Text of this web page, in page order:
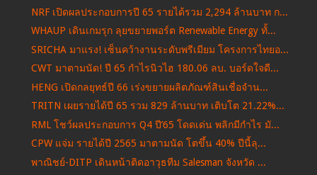
NRF เปิดผลประกอบการปี 65 รายได้รวม 2,294 ล้านบาท ก...
WHAUP เดินเกมรุก ลุยขยายพอร์ต Renewable Energy ทั้...
SRICHA มาแรง! เซ็นคว้างานระดับพรีเมียม โครงการไทยอ...
CWT มาตามนัด! ปี 65 กำไรนิวไฮ 180.06 ลบ. บอร์ดใจดี...
HENG เปิดกลยุทธ์ปี 66 เร่งขยายผลิตภัณฑ์สินเชื่อจำน...
TRITN เผยรายได้ปี 65 รวม 829 ล้านบาท เติบโต 21.22%...
RML โชว์ผลประกอบการ Q4 ปี’65 โดดเด่น พลิกมีกำไร มั...
CPW แจ่ม รายได้ปี 2565 มาตามนัด โตขึ้น 40% ปีนี้ลุ...
พาณิชย์-DITP เดินหน้าติดอาวุธทีม Salesman จังหวัด ...